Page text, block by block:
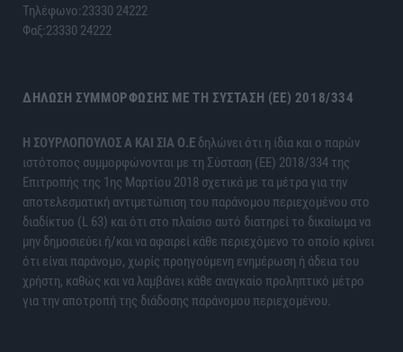
Τηλέφωνο:23330 24222
Φαξ:23330 24222
ΔΉΛΩΣΗ ΣΥΜΜΌΡΦΩΣΗΣ ΜΕ ΤΗ ΣΎΣΤΑΣΗ (ΕΕ) 2018/334
H ΣΟΥΡΛΟΠΟΥΛΟΣ Α ΚΑΙ ΣΙΑ Ο.Ε δηλώνει ότι η ίδια και ο παρών
ιστότοπος συμμορφώνονται με τη Σύσταση (ΕΕ) 2018/334 της
Επιτροπής της 1ης Μαρτίου 2018 σχετικά με τα μέτρα για την
αποτελεσματική αντιμετώπιση του παράνομου περιεχομένου στο
διαδίκτυο (L 63) και ότι στο πλαίσιο αυτό διατηρεί το δικαίωμα να
μην δημοσιεύει ή/και να αφαιρεί κάθε περιεχόμενο το οποίο κρίνει
ότι είναι παράνομο, χωρίς προηγούμενη ενημέρωση ή άδεια του
χρήστη, καθώς και να λαμβάνει κάθε αναγκαίο προληπτικό μέτρο
για την αποτροπή της διάδοσης παράνομου περιεχομένου.